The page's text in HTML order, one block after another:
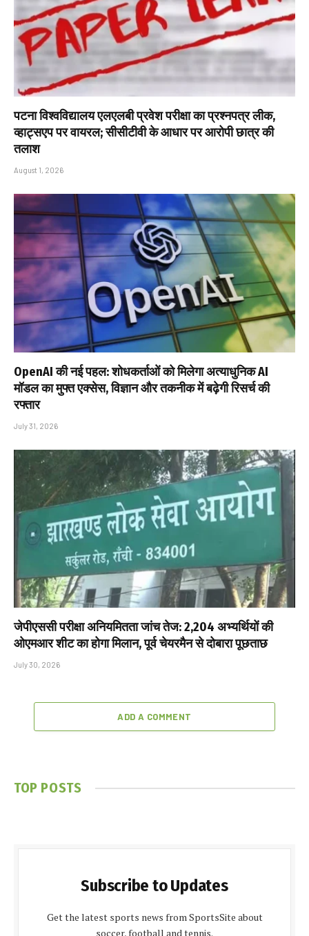
पटना विश्वविद्यालय एलएलबी प्रवेश परीक्षा का प्रश्नपत्र लीक,
व्हाट्सएप पर वायरल; सीसीटीवी के आधार पर आरोपी छात्र की
तलाश
August 1, 2026
OpenAI की नई पहल: शोधकर्ताओं को मिलेगा अत्याधुनिक AI
मॉडल का मुफ्त एक्सेस, विज्ञान और तकनीक में बढ़ेगी रिसर्च की
रफ्तार
July 31, 2026
जेपीएससी परीक्षा अनियमितता जांच तेज: 2,204 अभ्यर्थियों की
ओएमआर शीट का होगा मिलान, पूर्व चेयरमैन से दोबारा पूछताछ
July 30, 2026
ADD A COMMENT
TOP POSTS
Subscribe to Updates
Get the latest sports news from SportsSite about
soccer, football and tennis.